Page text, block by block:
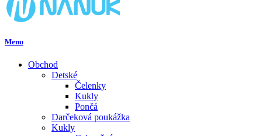
Menu
Obchod
Detské
Čelenky
Kukly
Pončá
Darčeková poukážka
Kukly